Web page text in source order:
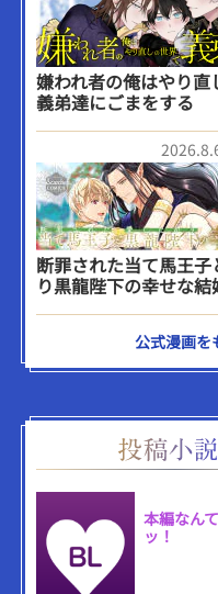
嫌われ者の俺はやり直
義弟達にごまをする
断罪された当て馬王
り黒龍陛下の幸せな結
公式漫画を
本編なん
ッ！